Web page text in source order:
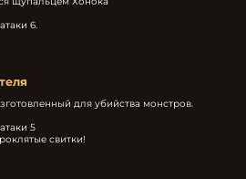
6.
для убийства монстров.
5
свитки!